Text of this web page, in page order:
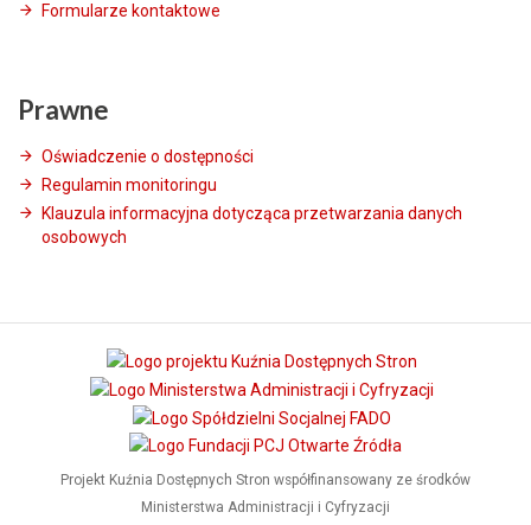
Formularze kontaktowe
Prawne
Oświadczenie o dostępności
Regulamin monitoringu
Klauzula informacyjna dotycząca przetwarzania danych
osobowych
Projekt Kuźnia Dostępnych Stron współfinansowany ze środków
Ministerstwa Administracji i Cyfryzacji